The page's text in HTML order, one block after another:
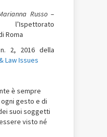
Russo –
Roma
2, 2016 della
Law Issues
è sempre
gesto e di
suoi soggetti
visto né